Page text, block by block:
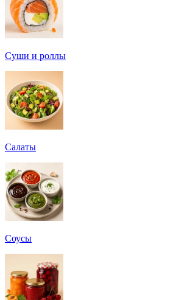
Суши и роллы
Салаты
Соусы